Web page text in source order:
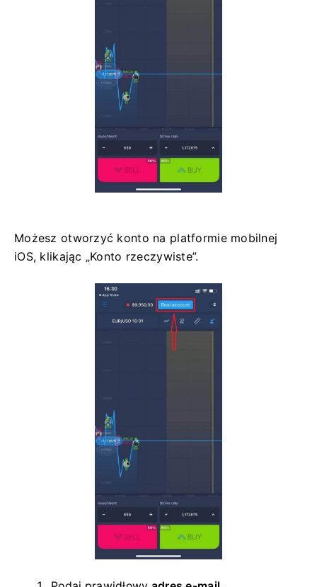
Możesz otworzyć konto na platformie mobilnej
iOS, klikając „Konto rzeczywiste”.